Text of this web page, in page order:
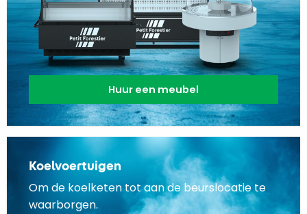
Huur een meubel
Koelvoertuigen
Om de koelketen tot aan de beurslocatie te
waarborgen.